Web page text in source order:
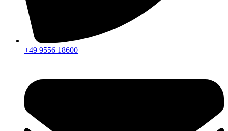
+49 9556 18600